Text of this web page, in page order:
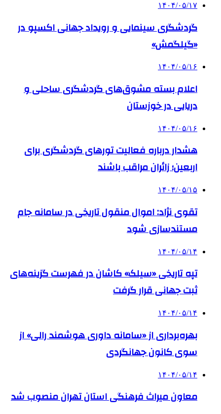
۱۴۰۴/۰۵/۱۷
گردشگری سینمایی و رویداد جهانی اکسپو در
«گیلگمش»
۱۴۰۴/۰۵/۱۶
اعلام بسته مشوق‌های گردشگری ساحلی و
دریایی در خوزستان
۱۴۰۴/۰۵/۱۶
هشدار درباره فعالیت تورهای گردشگری برای
اربعین؛ زائران مراقب باشند
۱۴۰۴/۰۵/۱۵
تقوی نژاد: اموال منقول تاریخی در سامانه جام
مستندسازی شود
۱۴۰۴/۰۵/۱۴
تپه تاریخی «سیلک» کاشان در فهرست گزینه‌های
ثبت جهانی قرار گرفت
۱۴۰۴/۰۵/۱۴
بهره‌برداری از «سامانه داوری هوشمند رالی» از
سوی کانون جهانگردی
۱۴۰۴/۰۵/۱۴
معاون میراث فرهنگی استان تهران منصوب شد